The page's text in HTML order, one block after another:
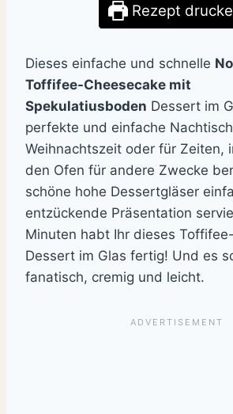
Rezept
Dieses einfache und schnelle
Toffifee-Cheesecake mit
Spekulatiusboden Dessert im
perfekte und einfache
Weihnachtszeit oder für Zeiten,
den Ofen für andere Zwecke
schöne hohe Dessertgläser
entzückende Präsentation
Minuten habt Ihr dieses
Dessert im Glas fertig! Und es
fanatisch, cremig und leicht.